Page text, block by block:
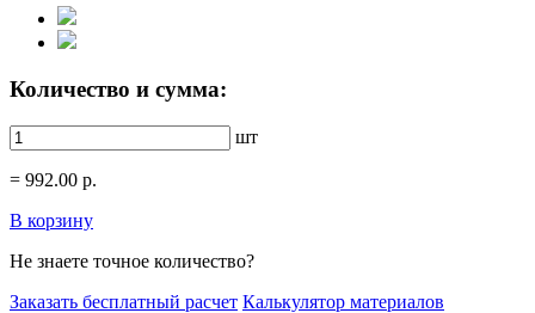
Количество и сумма:
шт
= 992.00 р.
В корзину
Не знаете точное количество?
Заказать бесплатный расчет Калькулятор материалов